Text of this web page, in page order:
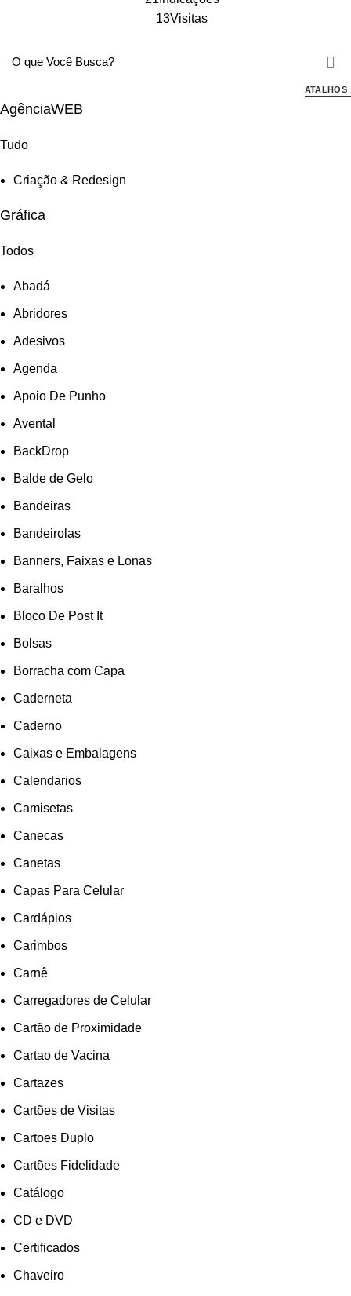
13Visitas
ATALHOS
AgênciaWEB
Tudo
Criação & Redesign
Gráfica
Todos
Abadá
Abridores
Adesivos
Agenda
Apoio De Punho
Avental
BackDrop
Balde de Gelo
Bandeiras
Bandeirolas
Banners, Faixas e Lonas
Baralhos
Bloco De Post It
Bolsas
Borracha com Capa
Caderneta
Caderno
Caixas e Embalagens
Calendarios
Camisetas
Canecas
Canetas
Capas Para Celular
Cardápios
Carimbos
Carnê
Carregadores de Celular
Cartão de Proximidade
Cartao de Vacina
Cartazes
Cartões de Visitas
Cartoes Duplo
Cartões Fidelidade
Catálogo
CD e DVD
Certificados
Chaveiro